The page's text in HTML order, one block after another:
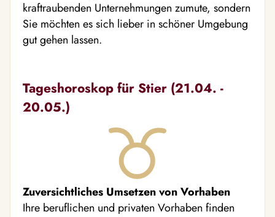
kraftraubenden Unternehmungen zumute, sondern
Sie möchten es sich lieber in schöner Umgebung
gut gehen lassen.
Tageshoroskop für Stier (21.04. -
20.05.)
Zuversichtliches Umsetzen von Vorhaben
Ihre beruflichen und privaten Vorhaben finden